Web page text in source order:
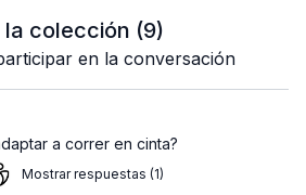
después de correr:Una sesión
a
para:
la colección (9)
en la conversación
a correr en cinta?
Mostrar respuestas (1)